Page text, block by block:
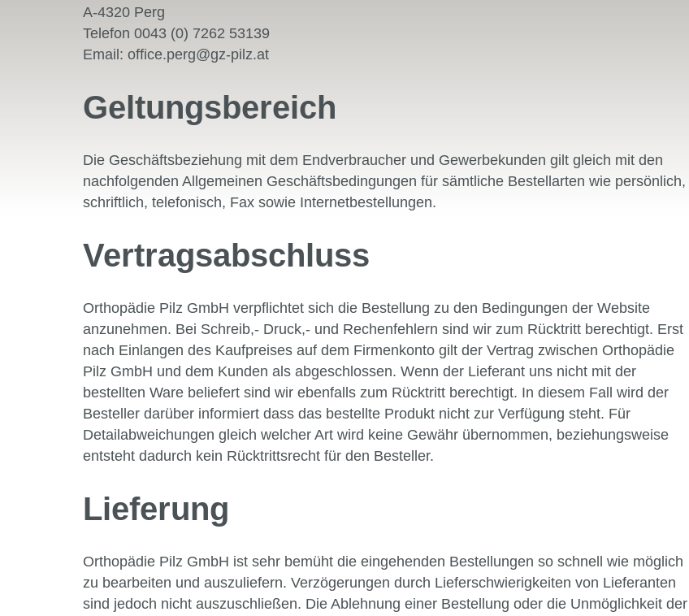
A-4320 Perg
Telefon 0043 (0) 7262 53139
Email: office.perg@gz-pilz.at
Geltungsbereich
Die Geschäftsbeziehung mit dem Endverbraucher und Gewerbekunden gilt gleich mit den
nachfolgenden Allgemeinen Geschäftsbedingungen für sämtliche Bestellarten wie persönlich,
schriftlich, telefonisch, Fax sowie Internetbestellungen.
Vertragsabschluss
Orthopädie Pilz GmbH verpflichtet sich die Bestellung zu den Bedingungen der Website
anzunehmen. Bei Schreib,- Druck,- und Rechenfehlern sind wir zum Rücktritt berechtigt. Erst
nach Einlangen des Kaufpreises auf dem Firmenkonto gilt der Vertrag zwischen Orthopädie
Pilz GmbH und dem Kunden als abgeschlossen. Wenn der Lieferant uns nicht mit der
bestellten Ware beliefert sind wir ebenfalls zum Rücktritt berechtigt. In diesem Fall wird der
Besteller darüber informiert dass das bestellte Produkt nicht zur Verfügung steht. Für
Detailabweichungen gleich welcher Art wird keine Gewähr übernommen, beziehungsweise
entsteht dadurch kein Rücktrittsrecht für den Besteller.
Lieferung
Orthopädie Pilz GmbH ist sehr bemüht die eingehenden Bestellungen so schnell wie möglich
zu bearbeiten und auszuliefern. Verzögerungen durch Lieferschwierigkeiten von Lieferanten
sind jedoch nicht auszuschließen. Die Ablehnung einer Bestellung oder die Unmöglichkeit der